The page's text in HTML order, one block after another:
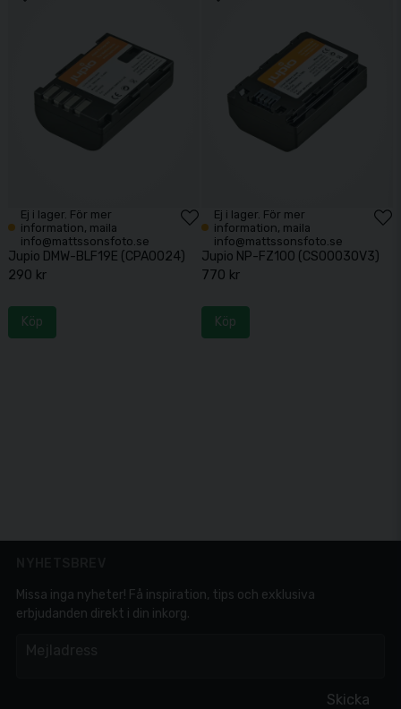
Ej i lager. För mer
information, maila
info@mattssonsfoto.se
Jupio DMW-BLF19E (CPA0024)
290 kr
Köp
Ej i lager. För mer
information, maila
info@mattssonsfoto.se
Jupio NP-FZ100 (CSO0030V3)
770 kr
Köp
Skicka
Missa inga nyheter! Få inspiration, tips och exklusiva
erbjudanden direkt i din inkorg.